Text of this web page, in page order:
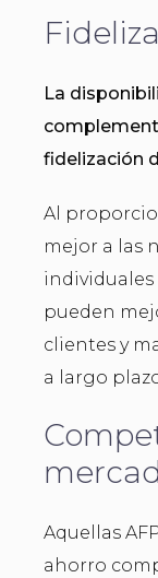
La
fidelización
Al
mejor a las
pueden
clientes y
a largo
Aquellas
ahorro